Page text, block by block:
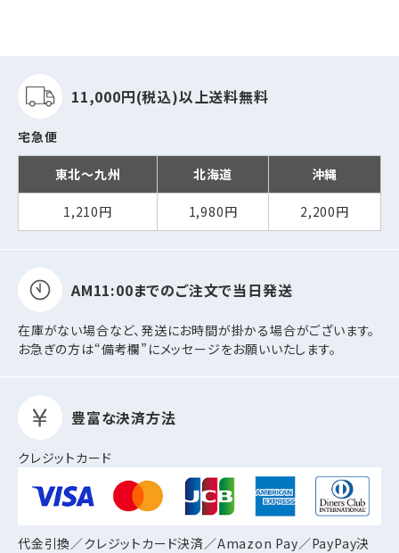
11,000円(税込)以上送料無料
宅急便
東北～九州 北海道 沖縄
1,210円 1,980円 2,200円
AM11:00までのご注文で当日発送
在庫がない場合など、発送にお時間が掛かる場合がございます。
お急ぎの方は“備考欄”にメッセージをお願いいたします。
豊富な決済方法
クレジットカード
代金引換／クレジットカード決済／Amazon Pay／PayPay決